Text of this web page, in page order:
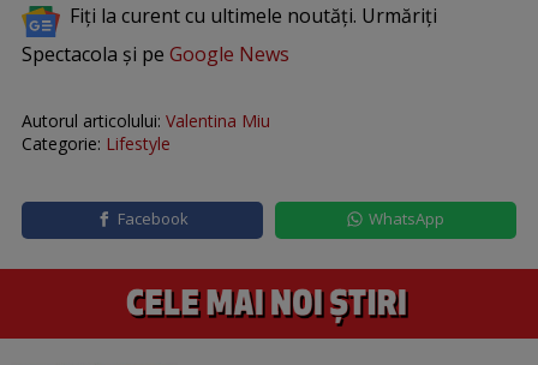
Fiți la curent cu ultimele noutăți. Urmăriți
Spectacola și pe Google News
Autorul articolului: Valentina Miu
Categorie: Lifestyle
Facebook WhatsApp